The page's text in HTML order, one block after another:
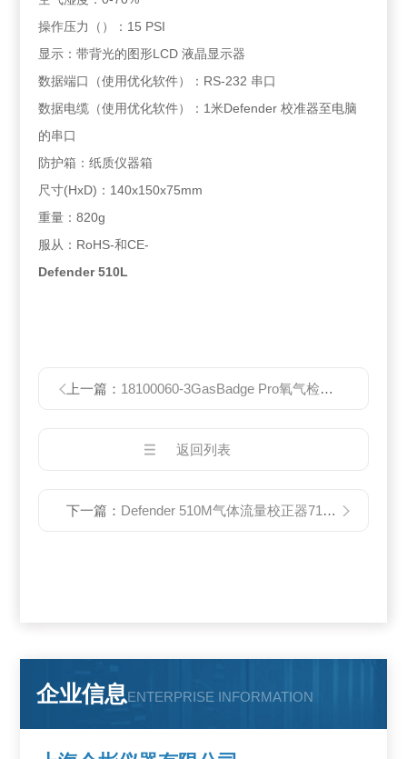
操作压力（）：15 PSI
显示：带背光的图形LCD 液晶显示器
数据端口（使用优化软件）：RS-232 串口
数据电缆（使用优化软件）：1米Defender 校准器至电脑
的串口
防护箱：纸质仪器箱
尺寸(HxD)：140x150x75mm
重量：820g
服从：RoHS-和CE-
Defender 510L
上一篇： 18100060-3GasBadge Pro氧气检测仪O2测氧仪
返回列表
下一篇： Defender 510M气体流量校正器717-510M
企业信息ENTERPRISE INFORMATION